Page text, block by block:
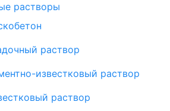
растворы
раствор
известковый раствор
раствор